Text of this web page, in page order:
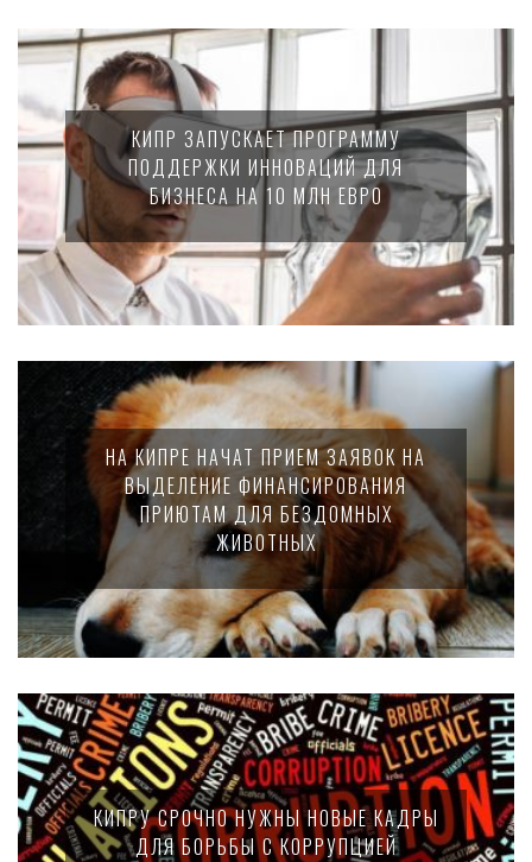
КИПР ЗАПУСКАЕТ ПРОГРАММУ
ПОДДЕРЖКИ ИННОВАЦИЙ ДЛЯ
БИЗНЕСА НА 10 МЛН ЕВРО
НА КИПРЕ НАЧАТ ПРИЕМ ЗАЯВОК НА
ВЫДЕЛЕНИЕ ФИНАНСИРОВАНИЯ
ПРИЮТАМ ДЛЯ БЕЗДОМНЫХ
ЖИВОТНЫХ
КИПРУ СРОЧНО НУЖНЫ НОВЫЕ КАДРЫ
ДЛЯ БОРЬБЫ С КОРРУПЦИЕЙ